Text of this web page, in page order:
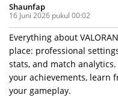
Shaunfap
16 Juni 2026 pukul 00:02
Everything about
place: professional
stats, and match
your achievements, learn
your gameplay.